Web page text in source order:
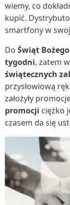
wiemy, co
kupić.
smartfony w
Do Świąt
tygodni, zatem
świątecznych
przysłowiową
założyły
promocji ciężko
czasem da się